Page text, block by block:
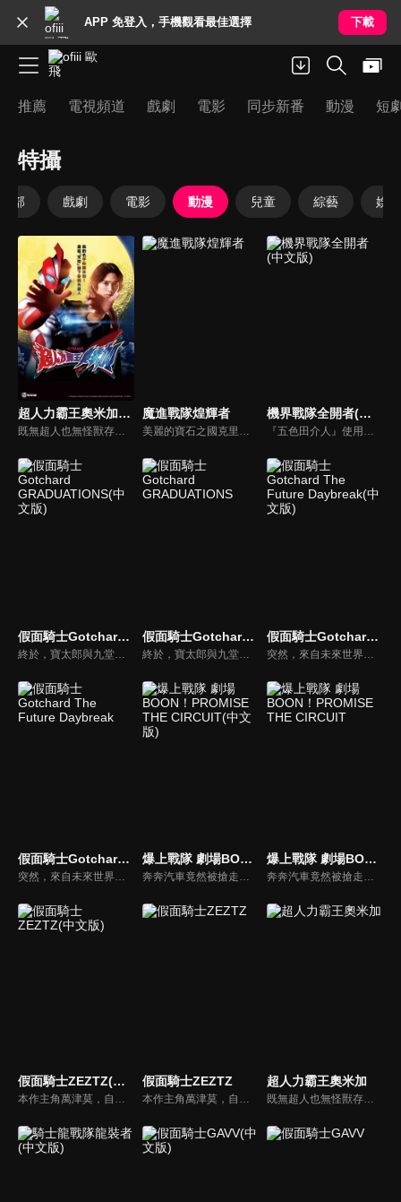
APP 免登入，手機觀看最佳選擇 下載
推薦 電視頻道 戲劇 電影 同步新番 動漫 短
特攝
全部 戲劇 電影 動漫 兒童 綜藝 娛樂
超人力霸王奧米加(中文版)
既無超人也無怪獸存在的地球上，一名外星人突然自「天空」掉了下來。他是以紅色宇宙迴力鏢「奧米加頭鏢」作為象徵，冠以“究極”之名的超人力霸王。失去過往記憶的這名外星人「超人力霸王奧米加」，化身為人類的模樣，被取名為「宙人」，為了理解初次接觸的生命「地球人」，滿懷好奇地觀察著人們。隨著某天出現的巨大的生物，「怪獸」一詞也從宙人失落的記憶中浮現。面對一頭頭陸續現身的巨大生物，宙人在不知不覺中被使命感驅動，變身為超人力霸王奧米加，展開了俐落而強勁的戰鬥。在此同時，地球人也在從各種角度觀察，這位用紅色頭鏢和頭一次遭遇的巨大生物激戰的巨人，試圖搞清楚他究竟是何方神聖。不久宙人和平凡的地球青年組成了「外星人與地球人」搭檔。藉著互相觀察與交流，搭檔之間也心意互通，一步步逼近了「超人力霸王為何要守護地球？」這個問題的答案。現在，覺醒的時刻即將到來。
魔進戰隊煌輝者
美麗的寶石之國克里斯塔利亞，被闇之帝國邪頓海姆入侵和污染了下一個目標是入侵地球。克里斯塔利亞的公主奉父親的命令，帶著5顆具有神秘力量的石頭，名為煌輝石，離開了寶石之國前往地球，尋找守護地球的戰士。八名閃閃發光的超級英雄出現了。前所未有的閃耀與光輝的閃亮英雄現身！
機界戰隊全開者(中文版)
『五色田介人』使用雙親製作的祕密道具『齒輪機關槍』和雙親所發現的平行時空裡的超級戰隊，利用各超級戰隊的力量所製作出的『戰隊齒輪』進行戰鬥。充滿正義之心的1名『人類』與4名『機界機器人』變身成『全開者』一同對抗『機械托比亞王朝托吉鐵克』，前所未有的超級戰隊就此拉開序幕。
假面騎士Gotchard GRADUATIONS(中文版) 假面騎士Gotchard GRADUATIONS
終於，寶太郎與九堂凜音等夥伴們，迎來了自富良洲高中畢業的那一天。懷抱著學生生活，以及在煉金學院中那些無可取代的珍貴回憶，他們結束了畢業典禮，正準備邁向嶄新的未來──本該是如此。然而，從某一刻起，相同的時間不斷反覆流轉，寶太郎等人完全無法從這個循環中脫身。
假面騎士Gotchard The Future Daybreak(中文版)
假面騎士Gotchard The Future Daybreak 爆上戰隊 劇場BOON！PROMISE THE CIRCUIT(中文版) 爆上戰隊 劇場BOON！PROMISE THE CIRCUIT
假面騎士ZEZTZ(中文版)
本作主角萬津莫，自稱「普通的好青年」。然而，他從小就接連遭遇各種事故、犯罪，甚至如惡夢般的不幸事件，數都數不清。現在沒有工作，與妹妹萬津美浪同住，全靠妹妹的收入過活。不過，莫擁有一項特別的才能——能夠自行選擇想做的夢，並在夢中依照自己的意志行動，也就是所謂的「清晰夢」。憑藉這項能力，他每晚都在夢裡化身無敵特務，盡情活躍。就在這個表面上看似平凡無奇的男人，有一天在夢中得到了一條變身腰帶，化身為假面騎士！更令人驚訝的是，成為假面騎士後的他，還獲得了潛入他人夢境的能力。此時，世界正因某個黑幕的陰謀，出現會寄生在人類夢境中的惡夢使者一旦寄生成功，他們甚至會將觸手伸向現實世界，企圖把這個世界改造成如惡夢般的混沌之地。要消滅惡夢使者，必須潛入他人的夢境，並在保持自我意識的情況下作戰——而全世界唯一能做到這件事的人，正是莫！就此，守護人類(以及人類的睡眠)的英雄——假面騎士ZEZTZ，正式誕生！
假面騎士ZEZTZ
本作主角萬津莫，自稱「普通的好青年」。然而，他從小就接連遭遇各種事故、犯罪，甚至如惡夢般的不幸事件，數都數不清。現在沒有工作，與妹妹萬津美浪同住，全靠妹妹的收入過活。不過，莫擁有一項特別的才能——能夠自行選擇想做的夢，並在夢中依照自己的意志行動，也就是所謂的「清晰夢」。憑藉這項能力，他每晚都在夢裡化身無敵特務，盡情活躍。就在這個表面上看似平凡無奇的男人，有一天在夢中得到了一條變身腰帶，化身為假面騎士！更令人驚訝的是，成為假面騎士後的他，還獲得了潛入他人夢境的能力。此時，世界正因某個黑幕的陰謀，出現會寄生在人類夢境中的惡夢使者一旦寄生成功，他們甚至會將觸手伸向現實世界，企圖把這個世界改造成如惡夢般的混沌之地。要消滅惡夢使者，必須潛入他人的夢境，並在保持自我意識的情況下作戰——而全世界唯一能做到這件事的人，正是莫！就此，守護人類(以及人類的睡眠)的英雄——假面騎士ZEZTZ，正式誕生！
超人力霸王奧米加
既無超人也無怪獸存在的地球上，一名外星人突然自「天空」掉了下來。他是以紅色宇宙迴力鏢「奧米加頭鏢」作為象徵，冠以“究極”之名的超人力霸王。失去過往記憶的這名外星人「超人力霸王奧米加」，化身為人類的模樣，被取名為「宙人」，為了理解初次接觸的生命「地球人」，滿懷好奇地觀察著人們。隨著某天出現的巨大的生物，「怪獸」一詞也從宙人失落的記憶中浮現。面對一頭頭陸續現身的巨大生物，宙人在不知不覺中被使命感驅動，變身為超人力霸王奧米加，展開了俐落而強勁的戰鬥。在此同時，地球人也在從各種角度觀察，這位用紅色頭鏢和頭一次遭遇的巨大生物激戰的巨人，試圖搞清楚他究竟是何方神聖。不久宙人和平凡的地球青年組成了「外星人與地球人」搭檔。藉著互相觀察與交流，搭檔之間也心意互通，一步步逼近了「超人力霸王為何要守護地球？」這個問題的答案。現在，覺醒的時刻即將到來。